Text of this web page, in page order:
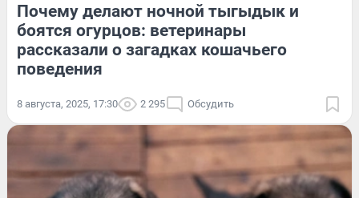
Почему делают ночной тыгыдык и
боятся огурцов: ветеринары
рассказали о загадках кошачьего
поведения
8 августа, 2025, 17:30 2 295 Обсудить